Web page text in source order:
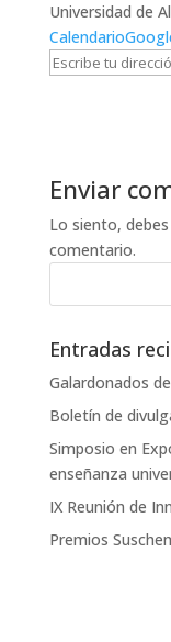
Universidad de
Calendario
Enviar
Lo siento,
comentario.
Entradas
Galardonados
Boletín de
Simposio en
enseñanza
IX Reunión de
Premios